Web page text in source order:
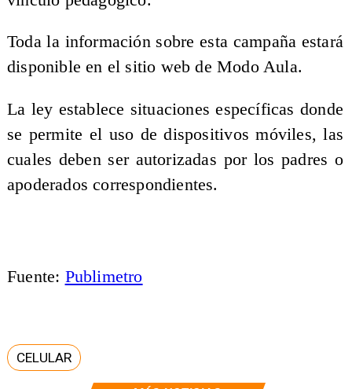
Toda la información sobre esta campaña estará
disponible en el sitio web de Modo Aula.
La ley establece situaciones específicas donde
se permite el uso de dispositivos móviles, las
cuales deben ser autorizadas por los padres o
apoderados correspondientes.
Fuente: Publimetro
CELULAR